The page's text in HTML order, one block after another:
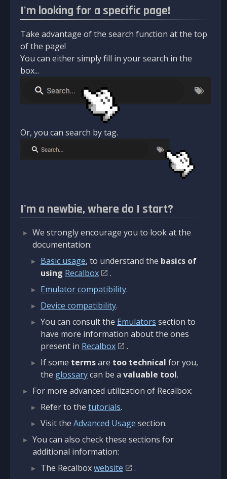
I'm looking for a specific page!
Take advantage of the search function at the top
of the page!
You can either simply fill in your search in the
box...
Or, you can search by tag.
I'm a newbie, where do I start?
We strongly encourage you to look at the
documentation:
Basic usage, to understand the basics of
using Recalbox
.
Emulator compatibility.
Device compatibility.
You can consult the Emulators section to
have more information about the ones
present in Recalbox
.
If some termsare too technical for you,
the glossarycan be a valuable tool.
For more advanced utilization of Recalbox:
Refer to the tutorials.
Visit the Advanced Usage section.
You can also check these sections for
additional information:
The Recalboxwebsite
.